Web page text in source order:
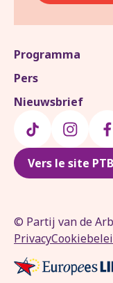
Programma
Pers
Nieuwsbrief
Vers le site PTB
© Partij van de
Privacy